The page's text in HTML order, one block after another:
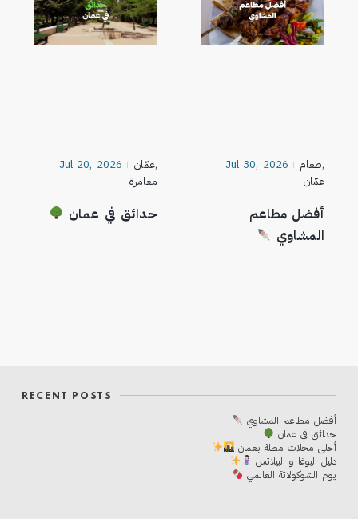
Jul 30, 2026 طعام,
عمّان
أفضل مطاعم
المشاوي
Jul 20, 2026 عمّان,
مغامرة
حدائق في عمان
RECENT POSTS
أفضل مطاعم المشاوي
حدائق في عمان
أحلی محلات مطلة بعمان
دليل اليوغا و البيلاتس
يوم الشوكولاتة العالمي